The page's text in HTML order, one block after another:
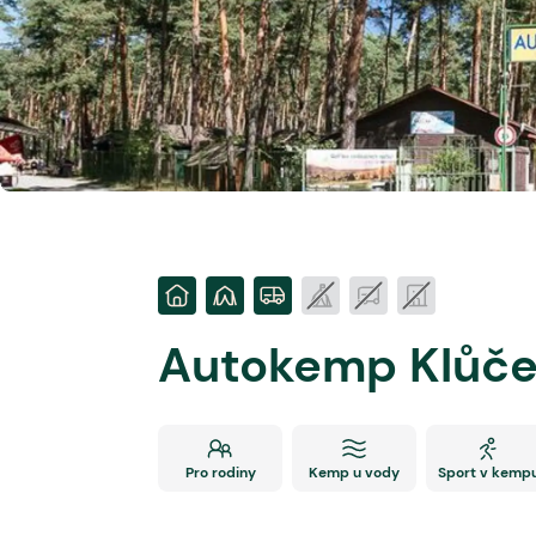
Autokemp
Pro rodiny Kemp u vody Sport v